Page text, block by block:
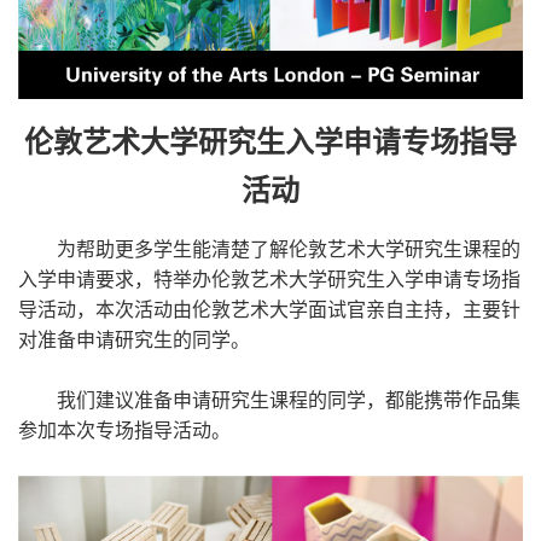
伦敦艺术大学研究生入学申请专场指导
活动
为帮助更多学生能清楚了解伦敦艺术大学研究生课程的
入学申请要求，特举办伦敦艺术大学研究生入学申请专场指
导活动，本次活动由伦敦艺术大学面试官亲自主持，主要针
对准备申请研究生的同学。
我们建议准备申请研究生课程的同学，都能携带作品集
参加本次专场指导活动。